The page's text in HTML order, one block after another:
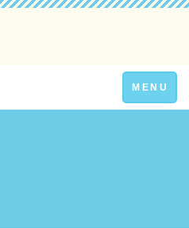
Toggle
navigation
MENU